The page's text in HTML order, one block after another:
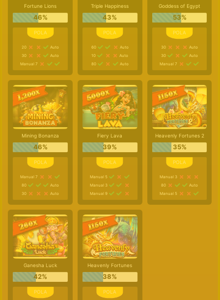
Fortune Lions
46%
20
Auto
30
Auto
Manual 7
Triple Happiness
43%
60
Auto
10
Auto
80
Auto
Goddess of Egypt
53%
30
Auto
30
Auto
Manual 7
Mining Bonanza
46%
Manual 7
80
Auto
30
Auto
Fiery Lava
39%
Manual 5
Manual 3
Manual 9
Heavenly Fortunes 2
35%
Manual 3
80
Auto
Manual 5
Ganesha Luck
42%
Heavenly Fortunes
38%